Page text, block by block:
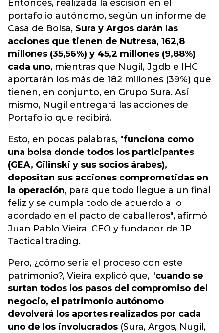
Entonces, realizada la escisión en el
portafolio autónomo, según un informe de
Casa de Bolsa, Sura y Argos darán las
acciones que tienen de Nutresa, 162,8
millones (35,56%) y 45,2 millones (9,88%)
cada uno, mientras que Nugil, Jgdb e IHC
aportarán los más de 182 millones (39%) que
tienen, en conjunto, en Grupo Sura. Así
mismo, Nugil entregará las acciones de
Portafolio que recibirá.
Esto, en pocas palabras, "funciona como
una bolsa donde todos los participantes
(GEA, Gilinski y sus socios árabes),
depositan sus acciones comprometidas en
la operación, para que todo llegue a un final
feliz y se cumpla todo de acuerdo a lo
acordado en el pacto de caballeros", afirmó
Juan Pablo Vieira, CEO y fundador de JP
Tactical trading.
Pero, ¿cómo sería el proceso con este
patrimonio?, Vieira explicó que, "cuando se
surtan todos los pasos del compromiso del
negocio, el patrimonio autónomo
devolverá los aportes realizados por cada
uno de los involucrados (Sura, Argos, Nugil,